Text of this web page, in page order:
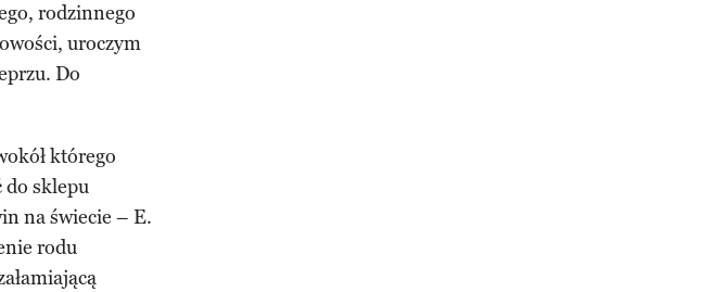
rodzinnego
uroczym
Do
którego
do sklepu
na świecie – E.
rodu